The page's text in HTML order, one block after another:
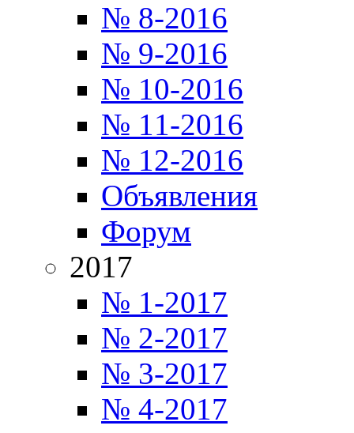
№ 8-2016
№ 9-2016
№ 10-2016
№ 11-2016
№ 12-2016
Объявления
Форум
2017
№ 1-2017
№ 2-2017
№ 3-2017
№ 4-2017